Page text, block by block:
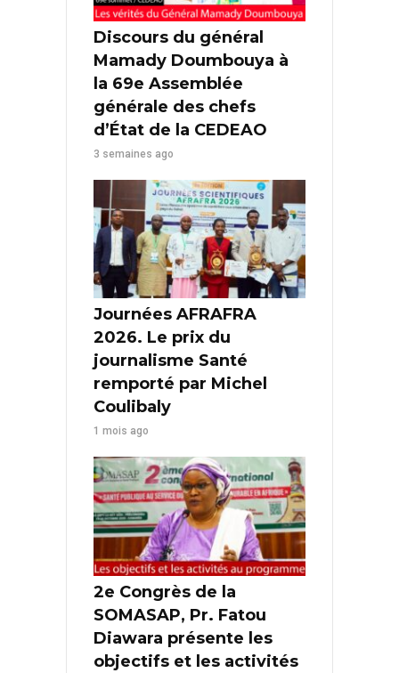
Discours du général
Mamady Doumbouya à
la 69e Assemblée
générale des chefs
d’État de la CEDEAO
3 semaines ago
Journées AFRAFRA
2026. Le prix du
journalisme Santé
remporté par Michel
Coulibaly
1 mois ago
2e Congrès de la
SOMASAP, Pr. Fatou
Diawara présente les
objectifs et les activités